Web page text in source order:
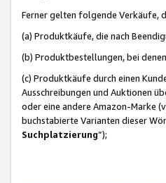
Ferner gelten folgende Verkäufe,
(a) Produktkäufe, die nach
(b) Produktbestellungen, bei
(c) Produktkäufe durch einen
Ausschreibungen und Auktionen
oder eine andere Amazon-Marke
buchstabierte Varianten dieser
Suchplatzierung”);